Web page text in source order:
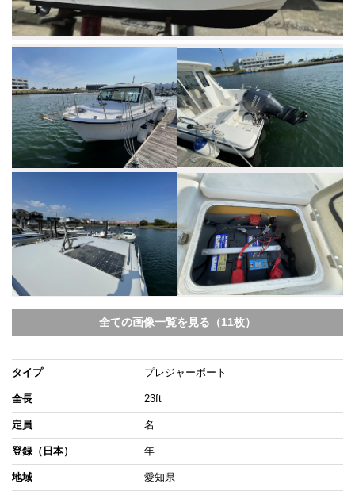
全ての画像一覧を見る（11枚）
タイプ プレジャーボート
全長 23ft
定員 名
登録（日本） 年
地域 愛知県